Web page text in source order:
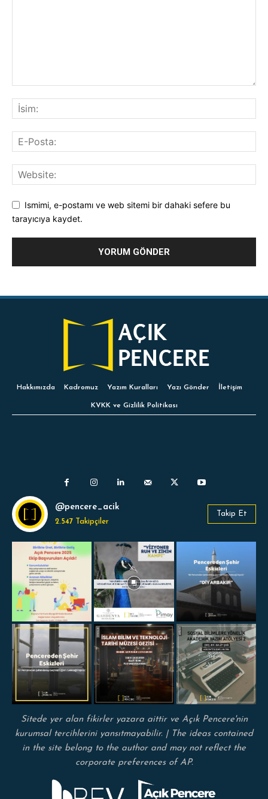
Ismimi, e-postamı ve web sitemi bir dahaki sefere bu
tarayıcıya kaydet.
Hakkımızda Kadromuz Yazım Kuralları Yazı Gönder İletişim
KVKK ve Gizlilik Politikası
@pencere_acik
2.547 Takipçiler
Takip Et
Sitede yer alan fikirler yazara aittir ve Açık Pencere'nin
kurumsal tercihlerini yansıtmayabilir. | The ideas contained
in the site belong to the author and may not reflect the
corporate preferences of AP.